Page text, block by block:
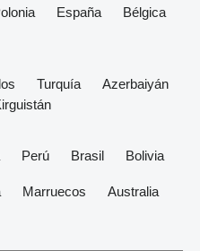
España
Bélgica
Turquía
Azerbaiyán
Perú Brasil
Bolivia
Marruecos
Australia